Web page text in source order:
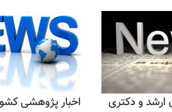
ارشد و دکتری اخبار پژوهشی کشور |